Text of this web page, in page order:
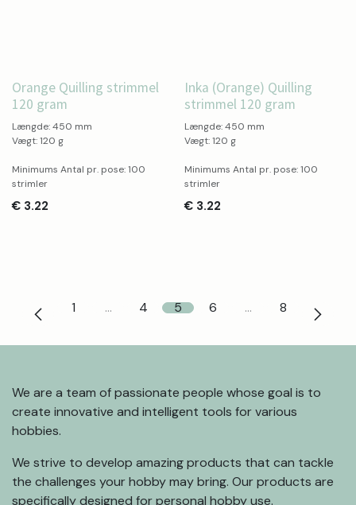
Orange Quilling strimmel
120 gram
Længde: 450 mm
Vægt: 120 g
Minimums Antal pr. pose: 100
strimler
€ 3.22
Inka (Orange) Quilling
strimmel 120 gram
Længde: 450 mm
Vægt: 120 g
Minimums Antal pr. pose: 100
strimler
€ 3.22
1 … 4 5 6 … 8
We are a team of passionate people whose goal is to
create innovative and intelligent tools for various
hobbies.
We strive to develop amazing products that can tackle
the challenges your hobby may bring. Our products are
specifically designed for personal hobby use.